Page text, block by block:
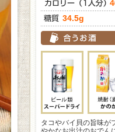
34.5g
タコやバイ貝の旨味が